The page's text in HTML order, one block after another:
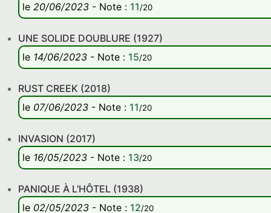
le 20/06/2023 - Note : 11/20
UNE SOLIDE DOUBLURE (1927)
le 14/06/2023 - Note : 15/20
RUST CREEK (2018)
le 07/06/2023 - Note : 11/20
INVASION (2017)
le 16/05/2023 - Note : 13/20
PANIQUE À L'HÔTEL (1938)
le 02/05/2023 - Note : 12/20